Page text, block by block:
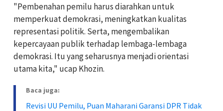
"Pembenahan pemilu harus diarahkan untuk
memperkuat demokrasi, meningkatkan kualitas
representasi politik. Serta, mengembalikan
kepercayaan publik terhadap lembaga-lembaga
demokrasi. Itu yang seharusnya menjadi orientasi
utama kita," ucap Khozin.
Baca juga:
Revisi UU Pemilu, Puan Maharani Garansi DPR Tidak